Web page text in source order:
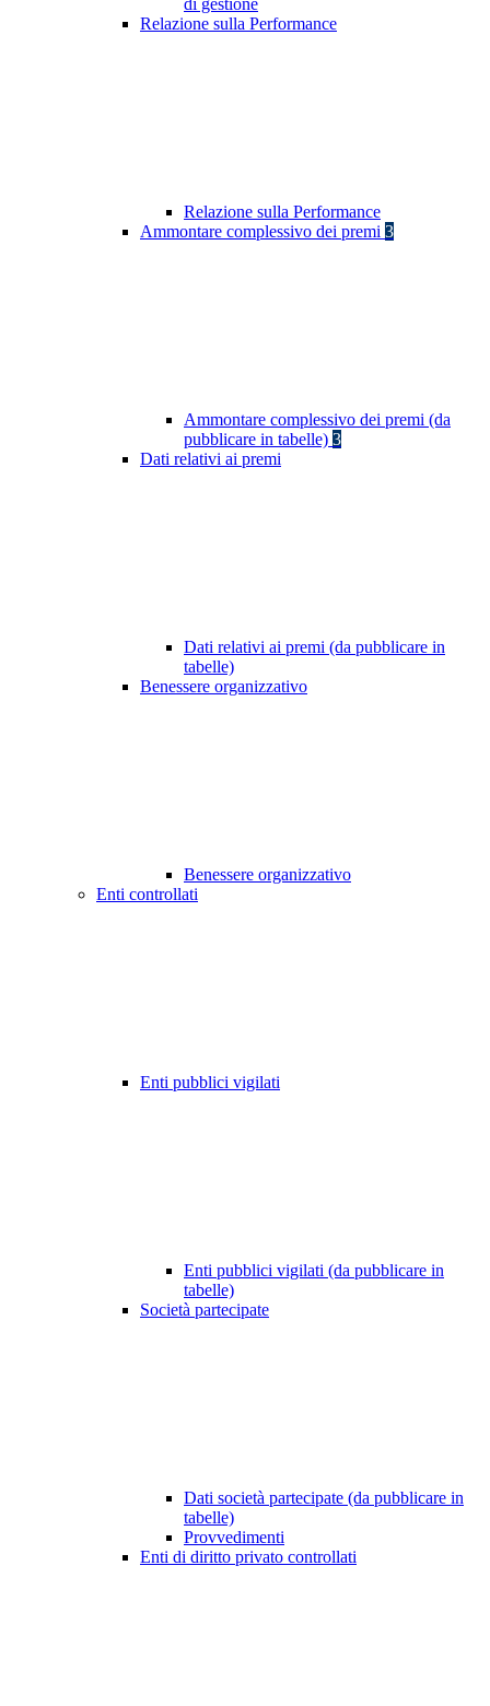
di gestione
Relazione sulla Performance
Relazione sulla Performance
Ammontare complessivo dei premi 3
Ammontare complessivo dei premi (da
pubblicare in tabelle) 3
Dati relativi ai premi
Dati relativi ai premi (da pubblicare in
tabelle)
Benessere organizzativo
Benessere organizzativo
Enti controllati
Enti pubblici vigilati
Enti pubblici vigilati (da pubblicare in
tabelle)
Società partecipate
Dati società partecipate (da pubblicare in
tabelle)
Provvedimenti
Enti di diritto privato controllati